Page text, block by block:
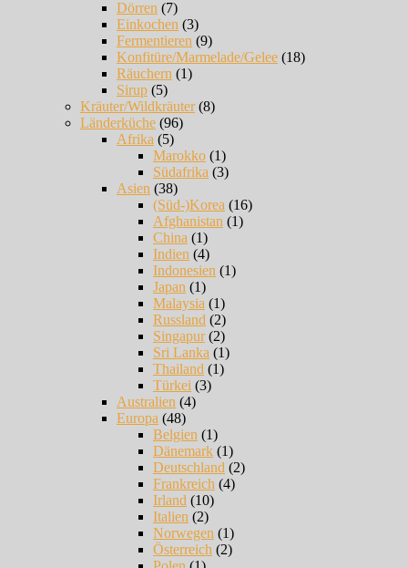
Dörren (7)
Einkochen (3)
Fermentieren (9)
Konfitüre/Marmelade/Gelee (18)
Räuchern (1)
Sirup (5)
Kräuter/Wildkräuter(8)
Länderküche (96)
Afrika (5)
Marokko (1)
Südafrika (3)
Asien (38)
(Süd-)Korea (16)
Afghanistan (1)
China (1)
Indien (4)
Indonesien (1)
Japan (1)
Malaysia (1)
Russland (2)
Singapur(2)
Sri Lanka (1)
Thailand (1)
Türkei (3)
Australien (4)
Europa (48)
Belgien (1)
Dänemark (1)
Deutschland (2)
Frankreich (4)
Irland (10)
Italien (2)
Norwegen (1)
Österreich (2)